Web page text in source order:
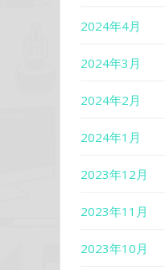
2024年4月
2024年3月
2024年2月
2024年1月
2023年12月
2023年11月
2023年10月